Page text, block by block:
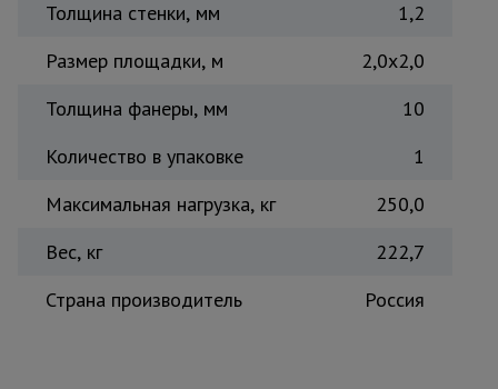
Толщина стенки, мм
1,2
Размер площадки, м
2,0x2,0
Толщина фанеры, мм
10
Количество в упаковке
1
Максимальная нагрузка, кг
250,0
Вес, кг
222,7
Страна производитель
Россия